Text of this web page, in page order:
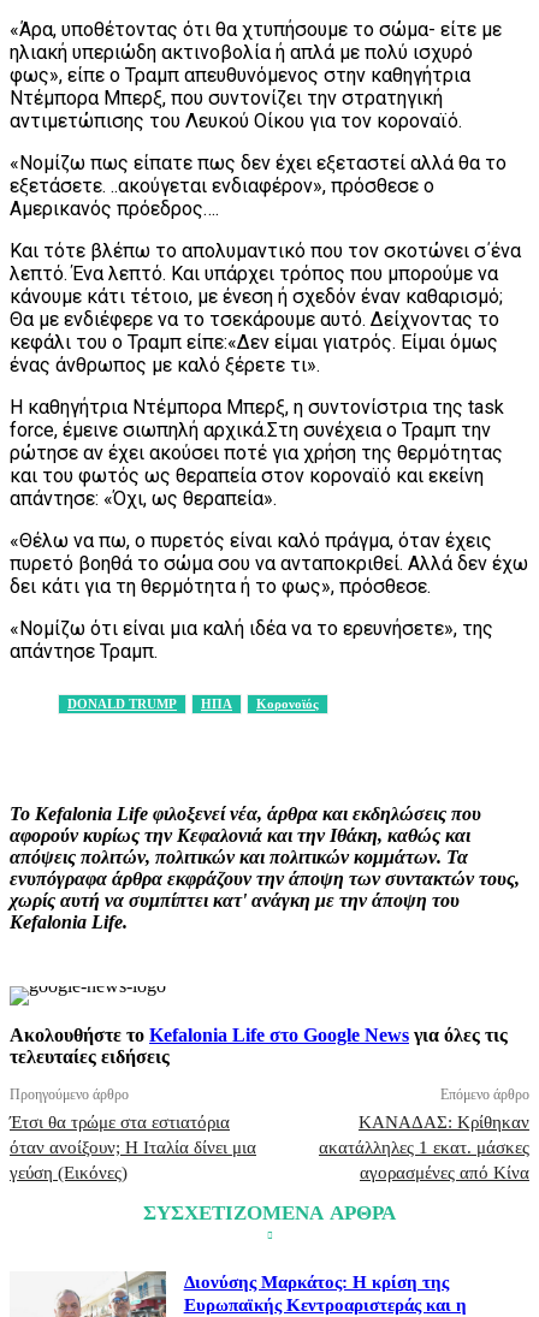
«Άρα, υποθέτοντας ότι θα χτυπήσουμε το σώμα- είτε με
ηλιακή υπεριώδη ακτινοβολία ή απλά με πολύ ισχυρό
φως», είπε ο Τραμπ απευθυνόμενος στην καθηγήτρια
Ντέμπορα Μπερξ, που συντονίζει την στρατηγική
αντιμετώπισης του Λευκού Οίκου για τον κοροναϊό.
«Νομίζω πως είπατε πως δεν έχει εξεταστεί αλλά θα το
εξετάσετε. ..ακούγεται ενδιαφέρον», πρόσθεσε ο
Αμερικανός πρόεδρος….
Και τότε βλέπω το απολυμαντικό που τον σκοτώνει σ΄ένα
λεπτό. Ένα λεπτό. Και υπάρχει τρόπος που μπορούμε να
κάνουμε κάτι τέτοιο, με ένεση ή σχεδόν έναν καθαρισμό;
Θα με ενδιέφερε να το τσεκάρουμε αυτό. Δείχνοντας το
κεφάλι του ο Τραμπ είπε:«Δεν είμαι γιατρός. Είμαι όμως
ένας άνθρωπος με καλό ξέρετε τι».
Η καθηγήτρια Ντέμπορα Μπερξ, η συντονίστρια της task
force, έμεινε σιωπηλή αρχικά.Στη συνέχεια ο Τραμπ την
ρώτησε αν έχει ακούσει ποτέ για χρήση της θερμότητας
και του φωτός ως θεραπεία στον κοροναϊό και εκείνη
απάντησε: «Όχι, ως θεραπεία».
«Θέλω να πω, ο πυρετός είναι καλό πράγμα, όταν έχεις
πυρετό βοηθά το σώμα σου να ανταποκριθεί. Αλλά δεν έχω
δει κάτι για τη θερμότητα ή το φως», πρόσθεσε.
«Νομίζω ότι είναι μια καλή ιδέα να το ερευνήσετε», της
απάντησε Τραμπ.
DONALD TRUMP ΗΠΑ Κορονοϊός
Το Kefalonia Life φιλοξενεί νέα, άρθρα και εκδηλώσεις που
αφορούν κυρίως την Κεφαλονιά και την Ιθάκη, καθώς και
απόψεις πολιτών, πολιτικών και πολιτικών κομμάτων. Τα
ενυπόγραφα άρθρα εκφράζουν την άποψη των συντακτών τους,
χωρίς αυτή να συμπίπτει κατ' ανάγκη με την άποψη του
Kefalonia Life.
Ακολουθήστε το Kefalonia Life στο Google News για όλες τις
τελευταίες ειδήσεις
Προηγούμενο άρθρο
Έτσι θα τρώμε στα εστιατόρια
όταν ανοίξουν; Η Ιταλία δίνει μια
γεύση (Εικόνες)
Επόμενο άρθρο
ΚΑΝΑΔΑΣ: Κρίθηκαν
ακατάλληλες 1 εκατ. μάσκες
αγορασμένες από Κίνα
ΣΥΣΧΕΤΙΖΟΜΕΝΑ ΑΡΘΡΑ
Διονύσης Μαρκάτος: Η κρίση της
Ευρωπαϊκής Κεντροαριστεράς και η